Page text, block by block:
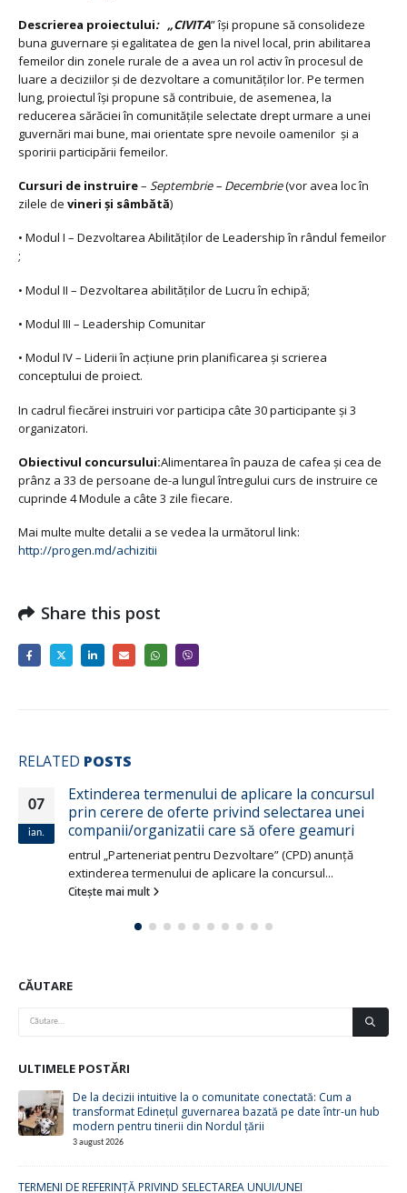
Descrierea proiectului: „CIVITA” îşi propune să consolideze
buna guvernare şi egalitatea de gen la nivel local, prin abilitarea
femeilor din zonele rurale de a avea un rol activ în procesul de
luare a deciziilor şi de dezvoltare a comunităţilor lor. Pe termen
lung, proiectul îşi propune să contribuie, de asemenea, la
reducerea sărăciei în comunităţile selectate drept urmare a unei
guvernări mai bune, mai orientate spre nevoile oamenilor şi a
sporirii participării femeilor.
Cursuri de instruire– Septembrie – Decembrie(vor avea loc în
zilele de vineri şi sâmbătă)
• Modul I – Dezvoltarea Abilităților de Leadership în rândul femeilor
;
• Modul II – Dezvoltarea abilităţilor de Lucru în echipă;
• Modul III – Leadership Comunitar
• Modul IV – Liderii în acțiune prin planificarea şi scrierea
conceptului de proiect.
In cadrul fiecărei instruiri vor participa câte 30 participante şi 3
organizatori.
Obiectivul concursului:Alimentarea în pauza de cafea şi cea de
prânz a 33 de persoane de-a lungul întregului curs de instruire ce
cuprinde 4 Module a câte 3 zile fiecare.
Mai multe multe detalii a se vedea la următorul link:
http://progen.md/achizitii
Share this post
RELATED POSTS
07
ian.
Extinderea termenului de aplicare la concursul
prin cerere de oferte privind selectarea unei
companii/organizatii care să ofere geamuri
entrul „Parteneriat pentru Dezvoltare” (CPD) anunţă
extinderea termenului de aplicare la concursul...
Citește mai mult
CĂUTARE
ULTIMELE POSTĂRI
De la decizii intuitive la o comunitate conectată: Cum a
transformat Edinețul guvernarea bazată pe date într-un hub
modern pentru tinerii din Nordul țării
3 august 2026
TERMENI DE REFERINȚĂ PRIVIND SELECTAREA UNUI/UNEI